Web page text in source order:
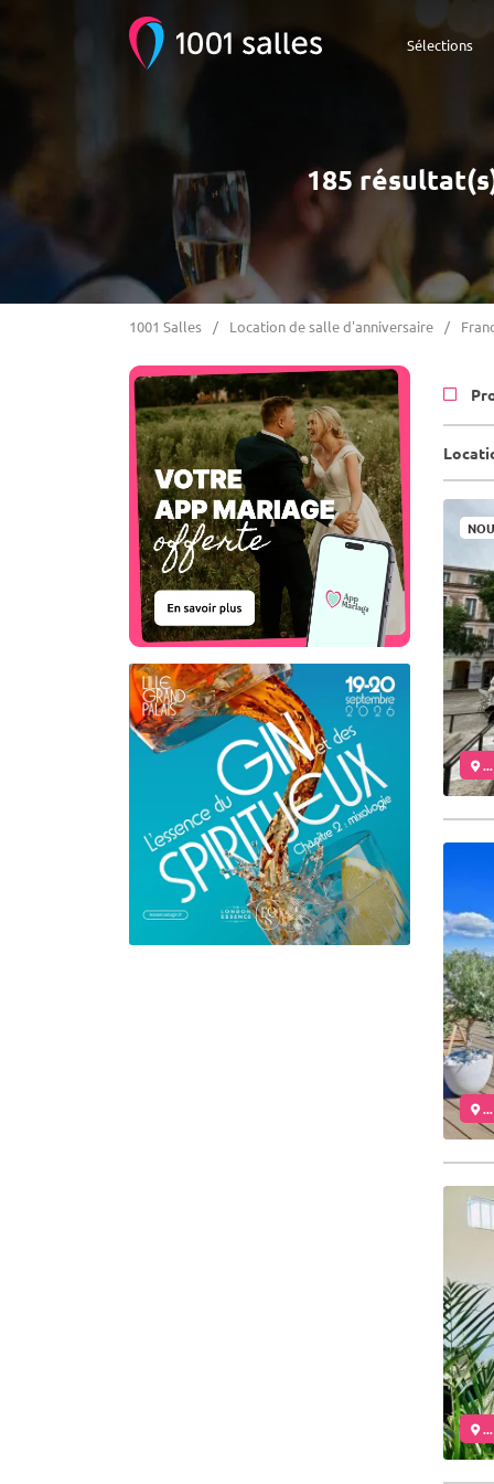
Sélections
185
1001 Salles Location de salle d'anniversaire
...
...
...